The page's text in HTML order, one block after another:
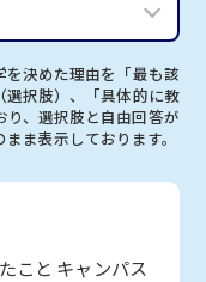
決めた理由を「最も該
選択肢）、「具体的に教
、選択肢と自由回答が
ま表示しております。
こと キャンパス